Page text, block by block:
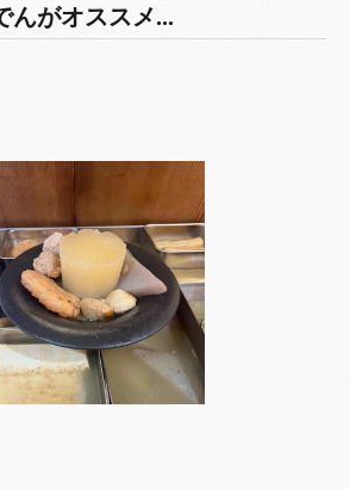
んがオススメ...